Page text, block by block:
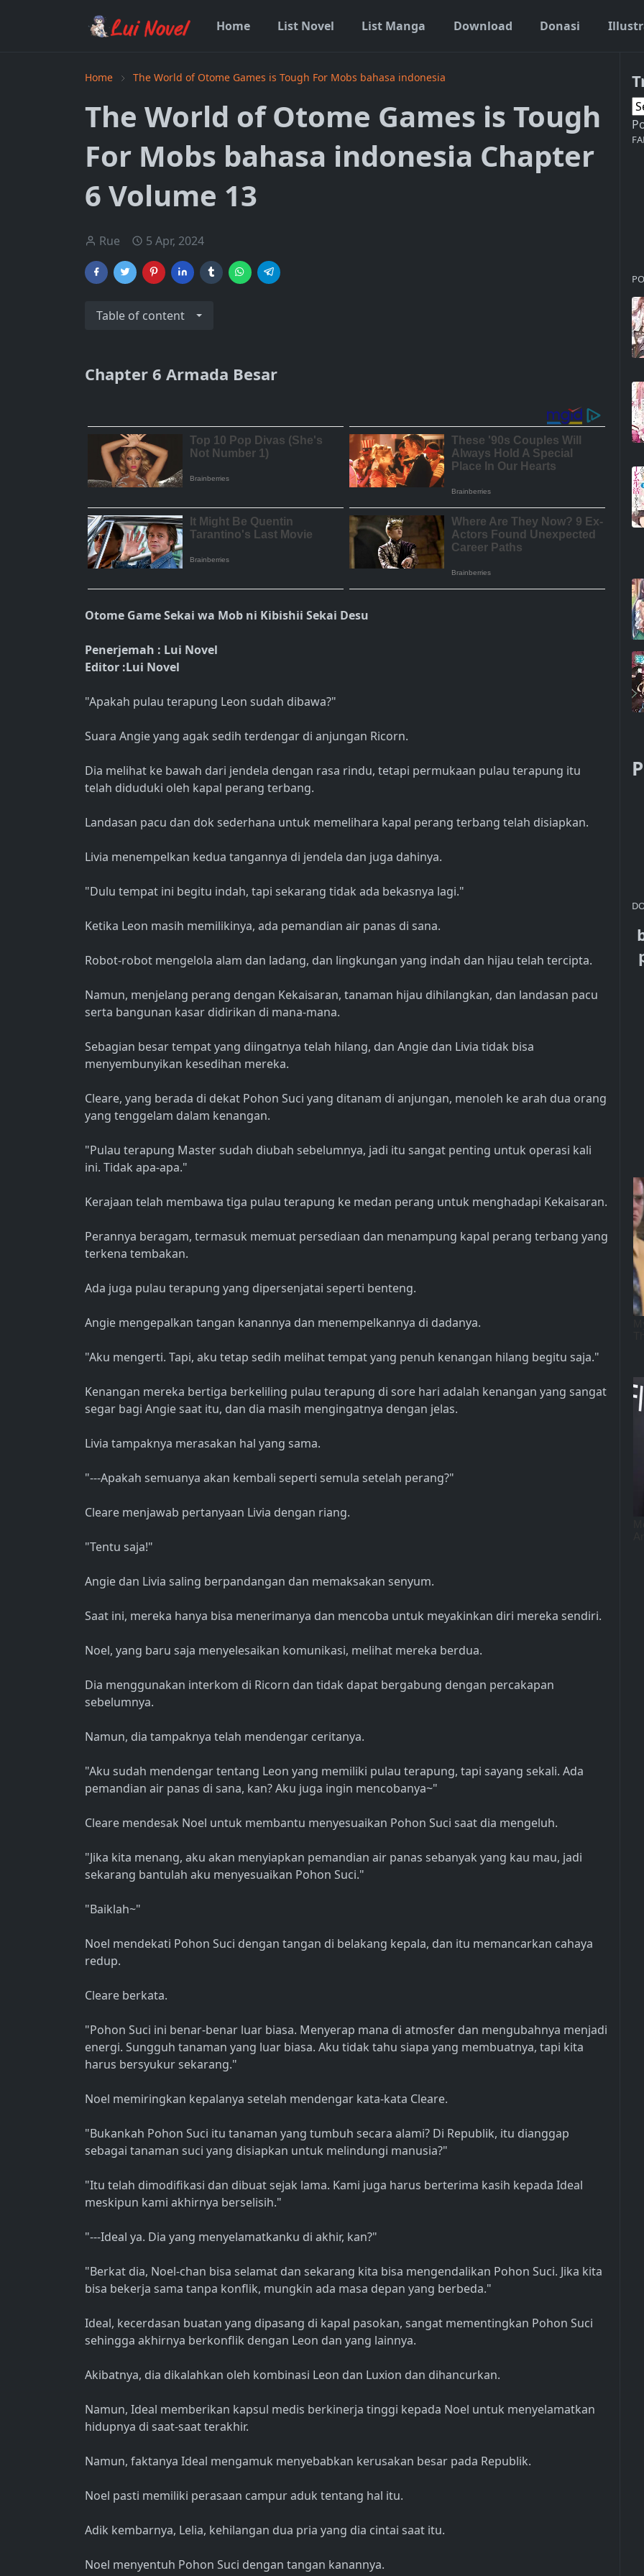
Home List Novel List Manga Download Donasi
Home The World of Otome Games is Tough For Mobs bahasa indonesia
The World of Otome Games is Tough
For Mobs bahasa indonesia Chapter
6 Volume 13
Rue 5 Apr, 2024
Table of content
Chapter 6 Armada Besar
Otome Game Sekai wa Mob ni Kibishii Sekai Desu
Penerjemah : Lui Novel
Editor :Lui Novel
"Apakah pulau terapung Leon sudah dibawa?"
Suara Angie yang agak sedih terdengar di anjungan Ricorn.
Dia melihat ke bawah dari jendela dengan rasa rindu, tetapi permukaan pulau terapung itu
telah diduduki oleh kapal perang terbang.
Landasan pacu dan dok sederhana untuk memelihara kapal perang terbang telah disiapkan.
Livia menempelkan kedua tangannya di jendela dan juga dahinya.
"Dulu tempat ini begitu indah, tapi sekarang tidak ada bekasnya lagi."
Ketika Leon masih memilikinya, ada pemandian air panas di sana.
Robot-robot mengelola alam dan ladang, dan lingkungan yang indah dan hijau telah tercipta.
Namun, menjelang perang dengan Kekaisaran, tanaman hijau dihilangkan, dan landasan pacu
serta bangunan kasar didirikan di mana-mana.
Sebagian besar tempat yang diingatnya telah hilang, dan Angie dan Livia tidak bisa
menyembunyikan kesedihan mereka.
Cleare, yang berada di dekat Pohon Suci yang ditanam di anjungan, menoleh ke arah dua orang
yang tenggelam dalam kenangan.
"Pulau terapung Master sudah diubah sebelumnya, jadi itu sangat penting untuk operasi kali
ini. Tidak apa-apa."
Kerajaan telah membawa tiga pulau terapung ke medan perang untuk menghadapi Kekaisaran.
Perannya beragam, termasuk memuat persediaan dan menampung kapal perang terbang yang
terkena tembakan.
Ada juga pulau terapung yang dipersenjatai seperti benteng.
Angie mengepalkan tangan kanannya dan menempelkannya di dadanya.
"Aku mengerti. Tapi, aku tetap sedih melihat tempat yang penuh kenangan hilang begitu saja."
Kenangan mereka bertiga berkeliling pulau terapung di sore hari adalah kenangan yang sangat
segar bagi Angie saat itu, dan dia masih mengingatnya dengan jelas.
Livia tampaknya merasakan hal yang sama.
"---Apakah semuanya akan kembali seperti semula setelah perang?"
Cleare menjawab pertanyaan Livia dengan riang.
"Tentu saja!"
Angie dan Livia saling berpandangan dan memaksakan senyum.
Saat ini, mereka hanya bisa menerimanya dan mencoba untuk meyakinkan diri mereka sendiri.
Noel, yang baru saja menyelesaikan komunikasi, melihat mereka berdua.
Dia menggunakan interkom di Ricorn dan tidak dapat bergabung dengan percakapan
sebelumnya.
Namun, dia tampaknya telah mendengar ceritanya.
"Aku sudah mendengar tentang Leon yang memiliki pulau terapung, tapi sayang sekali. Ada
pemandian air panas di sana, kan? Aku juga ingin mencobanya~"
Cleare mendesak Noel untuk membantu menyesuaikan Pohon Suci saat dia mengeluh.
"Jika kita menang, aku akan menyiapkan pemandian air panas sebanyak yang kau mau, jadi
sekarang bantulah aku menyesuaikan Pohon Suci."
"Baiklah~"
Noel mendekati Pohon Suci dengan tangan di belakang kepala, dan itu memancarkan cahaya
redup.
Cleare berkata.
"Pohon Suci ini benar-benar luar biasa. Menyerap mana di atmosfer dan mengubahnya menjadi
energi. Sungguh tanaman yang luar biasa. Aku tidak tahu siapa yang membuatnya, tapi kita
harus bersyukur sekarang."
Noel memiringkan kepalanya setelah mendengar kata-kata Cleare.
"Bukankah Pohon Suci itu tanaman yang tumbuh secara alami? Di Republik, itu dianggap
sebagai tanaman suci yang disiapkan untuk melindungi manusia?"
"Itu telah dimodifikasi dan dibuat sejak lama. Kami juga harus berterima kasih kepada Ideal
meskipun kami akhirnya berselisih."
"---Ideal ya. Dia yang menyelamatkanku di akhir, kan?"
"Berkat dia, Noel-chan bisa selamat dan sekarang kita bisa mengendalikan Pohon Suci. Jika kita
bisa bekerja sama tanpa konflik, mungkin ada masa depan yang berbeda."
Ideal, kecerdasan buatan yang dipasang di kapal pasokan, sangat mementingkan Pohon Suci
sehingga akhirnya berkonflik dengan Leon dan yang lainnya.
Akibatnya, dia dikalahkan oleh kombinasi Leon dan Luxion dan dihancurkan.
Namun, Ideal memberikan kapsul medis berkinerja tinggi kepada Noel untuk menyelamatkan
hidupnya di saat-saat terakhir.
Namun, faktanya Ideal mengamuk menyebabkan kerusakan besar pada Republik.
Noel pasti memiliki perasaan campur aduk tentang hal itu.
Adik kembarnya, Lelia, kehilangan dua pria yang dia cintai saat itu.
Noel menyentuh Pohon Suci dengan tangan kanannya.